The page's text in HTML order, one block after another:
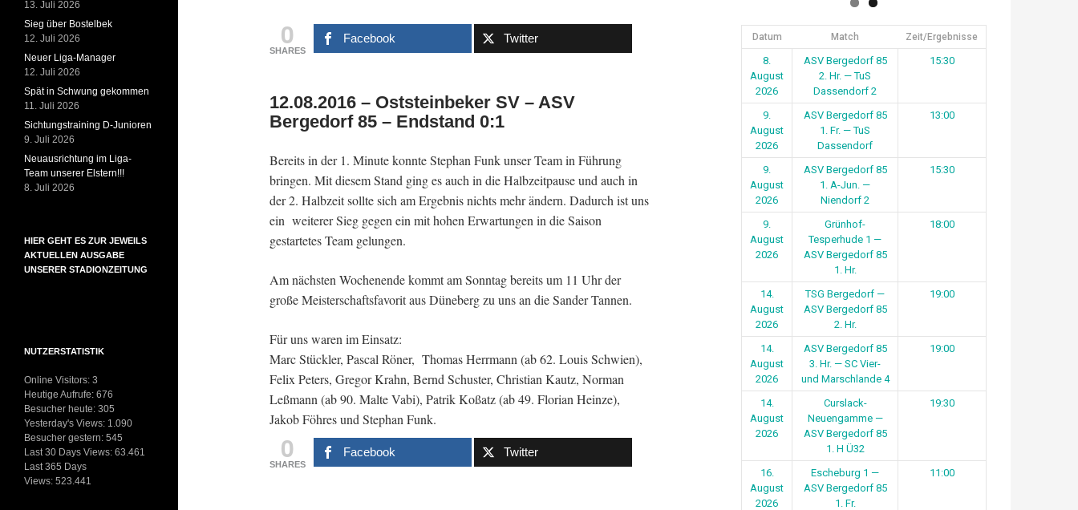
0
SHARES
Facebook Twitter
12.08.2016 – Oststeinbeker SV – ASV
Bergedorf 85 – Endstand 0:1
Bereits in der 1. Minute konnte Stephan Funk unser Team in Führung
bringen. Mit diesem Stand ging es auch in die Halbzeitpause und auch in
der 2. Halbzeit sollte sich am Ergebnis nichts mehr ändern. Dadurch ist uns
ein weiterer Sieg gegen ein mit hohen Erwartungen in die Saison
gestartetes Team gelungen.
Am nächsten Wochenende kommt am Sonntag bereits um 11 Uhr der
große Meisterschaftsfavorit aus Düneberg zu uns an die Sander Tannen.
Für uns waren im Einsatz:
Marc Stückler, Pascal Röner, Thomas Herrmann (ab 62. Louis Schwien),
Felix Peters, Gregor Krahn, Bernd Schuster, Christian Kautz, Norman
Leßmann (ab 90. Malte Vabi), Patrik Koßatz (ab 49. Florian Heinze),
Jakob Föhres und Stephan Funk.
0
SHARES
Facebook Twitter
Datum Match Zeit/Ergebnisse
8.
August
2026
ASV Bergedorf 85
2. Hr. — TuS
Dassendorf 2
15:30
9.
August
2026
ASV Bergedorf 85
1. Fr. — TuS
Dassendorf
13:00
9.
August
2026
ASV Bergedorf 85
1. A-Jun. —
Niendorf 2
15:30
9.
August
2026
Grünhof-
Tesperhude 1 —
ASV Bergedorf 85
1. Hr.
18:00
14.
August
2026
TSG Bergedorf —
ASV Bergedorf 85
2. Hr.
19:00
14.
August
2026
ASV Bergedorf 85
3. Hr. — SC Vier-
und Marschlande 4
19:00
14.
August
2026
Curslack-
Neuengamme —
ASV Bergedorf 85
1. H Ü32
19:30
16.
August
2026
Escheburg 1 —
ASV Bergedorf 85
1. Fr.
11:00
13. Juli 2026
Sieg über Bostelbek
12. Juli 2026
Neuer Liga-Manager
12. Juli 2026
Spät in Schwung gekommen
11. Juli 2026
Sichtungstraining D-Junioren
9. Juli 2026
Neuausrichtung im Liga-
Team unserer Elstern!!!
8. Juli 2026
HIER GEHT ES ZUR JEWEILS
AKTUELLEN AUSGABE
UNSERER STADIONZEITUNG
NUTZERSTATISTIK
Online Visitors: 3
Heutige Aufrufe: 676
Besucher heute: 305
Yesterday's Views: 1.090
Besucher gestern: 545
Last 30 Days Views: 63.461
Last 365 Days
Views: 523.441